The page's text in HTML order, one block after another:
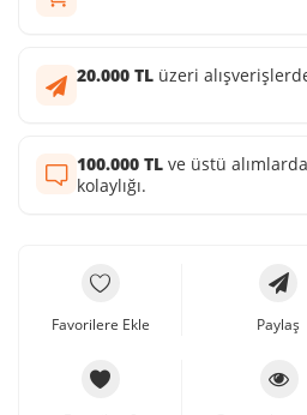
20.000 TL üzeri
100.000 TL ve üstü
kolaylığı.
Favorilere Ekle Paylaş